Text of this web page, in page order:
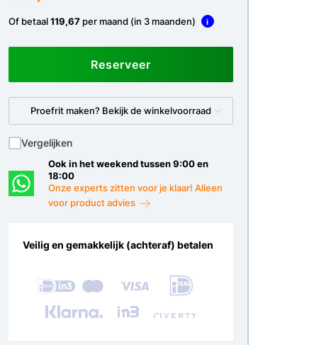
Of betaal119,67per maand (in 3 maanden) i
Reserveer
Proefrit maken? Bekijk de winkelvoorraad
Vergelijken
Ook in het weekend tussen 9:00 en
18:00
Onze experts zitten voor je klaar! Alleen
voor product advies
Veilig en gemakkelijk (achteraf) betalen